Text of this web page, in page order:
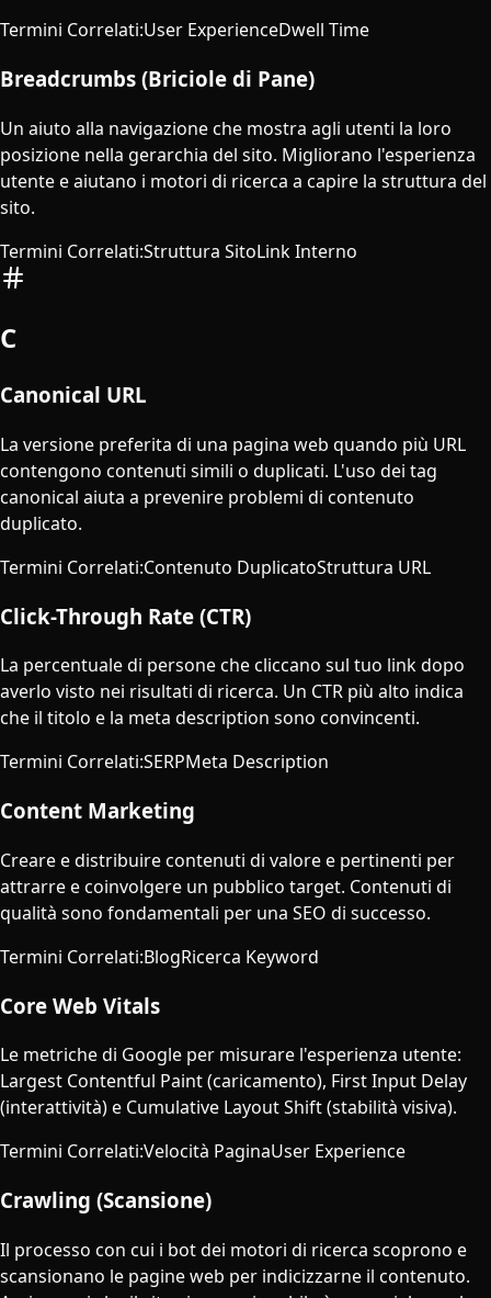
Termini Correlati:User ExperienceDwell Time
Breadcrumbs (Briciole di Pane)
Un aiuto alla navigazione che mostra agli utenti la loro
posizione nella gerarchia del sito. Migliorano l'esperienza
utente e aiutano i motori di ricerca a capire la struttura del
sito.
Termini Correlati:Struttura SitoLink Interno
C
Canonical URL
La versione preferita di una pagina web quando più URL
contengono contenuti simili o duplicati. L'uso dei tag
canonical aiuta a prevenire problemi di contenuto
duplicato.
Termini Correlati:Contenuto DuplicatoStruttura URL
Click-Through Rate (CTR)
La percentuale di persone che cliccano sul tuo link dopo
averlo visto nei risultati di ricerca. Un CTR più alto indica
che il titolo e la meta description sono convincenti.
Termini Correlati:SERPMeta Description
Content Marketing
Creare e distribuire contenuti di valore e pertinenti per
attrarre e coinvolgere un pubblico target. Contenuti di
qualità sono fondamentali per una SEO di successo.
Termini Correlati:BlogRicerca Keyword
Core Web Vitals
Le metriche di Google per misurare l'esperienza utente:
Largest Contentful Paint (caricamento), First Input Delay
(interattività) e Cumulative Layout Shift (stabilità visiva).
Termini Correlati:Velocità PaginaUser Experience
Crawling (Scansione)
Il processo con cui i bot dei motori di ricerca scoprono e
scansionano le pagine web per indicizzarne il contenuto.